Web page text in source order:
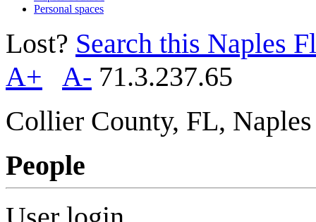
Personal spaces
Lost? Search this Naples
A+
A- 71.3.237.65
Collier County, FL,
People